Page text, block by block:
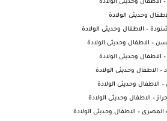
وحديثى الولادة
وحديثى الولادة
– الاطفال وحديثى الولادة
– الاطفال وحديثى الولادة
وحديثى الولادة
الاطفال وحديثى الولادة
وحديثى الولادة
– الاطفال وحديثى الولادة
– الاطفال وحديثى الولادة